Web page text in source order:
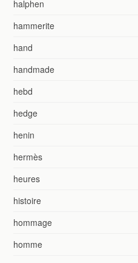
halphen
hammerite
hand
handmade
hebd
hedge
henin
hermès
heures
histoire
hommage
homme